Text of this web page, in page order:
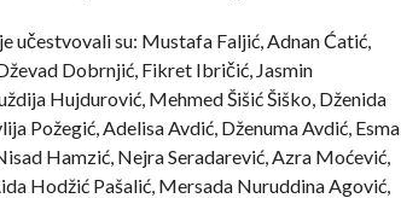
učestvovali su: Mustafa Faljić, Adnan Ćatić,
Dobrnjić, Fikret Ibričić, Jasmin
Hujdurović, Mehmed Šišić Šiško, Dženida
Požegić, Adelisa Avdić, Dženuma Avdić, Esma
Hamzić, Nejra Seradarević, Azra Moćević,
Hodžić Pašalić, Mersada Nuruddina Agović,